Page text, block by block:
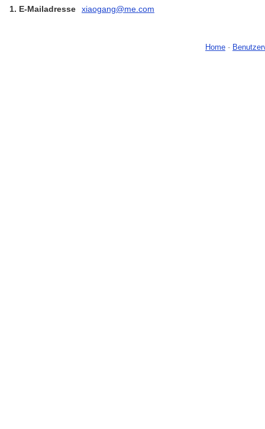
1. E-Mailadresse xiaogang@me.com
Home -